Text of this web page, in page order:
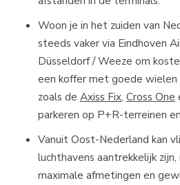
Woon je in het zuiden van
steeds vaker via Eindhoven
Düsseldorf / Weeze om
een koffer met goede
zoals de Axiss Fix, Cross One
parkeren op P+R-terreinen
Vanuit Oost-Nederland kan
luchthavens aantrekkelijk
maximale afmetingen en